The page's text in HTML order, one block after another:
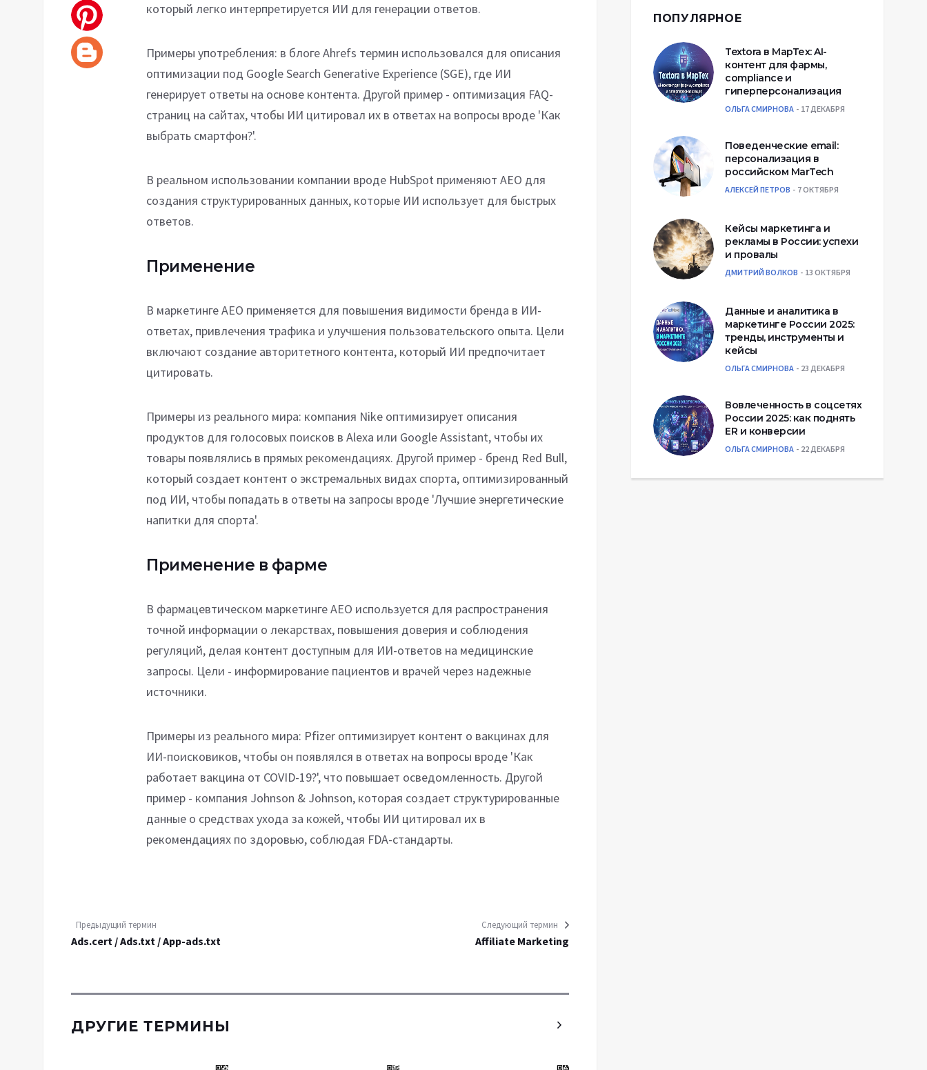
который легко интерпретируется ИИ для генерации ответов.
Примеры употребления: в блоге Ahrefs термин использовался для описания
оптимизации под Google Search Generative Experience (SGE), где ИИ
генерирует ответы на основе контента. Другой пример - оптимизация FAQ-
страниц на сайтах, чтобы ИИ цитировал их в ответах на вопросы вроде 'Как
выбрать смартфон?'.
В реальном использовании компании вроде HubSpot применяют AEO для
создания структурированных данных, которые ИИ использует для быстрых
ответов.
Применение
В маркетинге AEO применяется для повышения видимости бренда в ИИ-
ответах, привлечения трафика и улучшения пользовательского опыта. Цели
включают создание авторитетного контента, который ИИ предпочитает
цитировать.
Примеры из реального мира: компания Nike оптимизирует описания
продуктов для голосовых поисков в Alexa или Google Assistant, чтобы их
товары появлялись в прямых рекомендациях. Другой пример - бренд Red Bull,
который создает контент о экстремальных видах спорта, оптимизированный
под ИИ, чтобы попадать в ответы на запросы вроде 'Лучшие энергетические
напитки для спорта'.
Применение в фарме
В фармацевтическом маркетинге AEO используется для распространения
точной информации о лекарствах, повышения доверия и соблюдения
регуляций, делая контент доступным для ИИ-ответов на медицинские
запросы. Цели - информирование пациентов и врачей через надежные
источники.
Примеры из реального мира: Pfizer оптимизирует контент о вакцинах для
ИИ-поисковиков, чтобы он появлялся в ответах на вопросы вроде 'Как
работает вакцина от COVID-19?', что повышает осведомленность. Другой
пример - компания Johnson & Johnson, которая создает структурированные
данные о средствах ухода за кожей, чтобы ИИ цитировал их в
рекомендациях по здоровью, соблюдая FDA-стандарты.
Предыдущий термин
Ads.cert / Ads.txt / App-ads.txt
Следующий термин
Affiliate Marketing
ДРУГИЕ ТЕРМИНЫ
ПОПУЛЯРНОЕ
Textora в МарТех: AI-
контент для фармы,
compliance и
гиперперсонализация
ОЛЬГА СМИРНОВА 17 ДЕКАБРЯ
Поведенческие email:
персонализация в
российском MarTech
АЛЕКСЕЙ ПЕТРОВ 7 ОКТЯБРЯ
Кейсы маркетинга и
рекламы в России: успехи
и провалы
ДМИТРИЙ ВОЛКОВ 13 ОКТЯБРЯ
Данные и аналитика в
маркетинге России 2025:
тренды, инструменты и
кейсы
ОЛЬГА СМИРНОВА 23 ДЕКАБРЯ
Вовлеченность в соцсетях
России 2025: как поднять
ER и конверсии
ОЛЬГА СМИРНОВА 22 ДЕКАБРЯ